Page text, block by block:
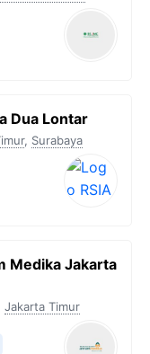
Dua Lontar
, Surabaya
Medika Jakarta
Jakarta Timur